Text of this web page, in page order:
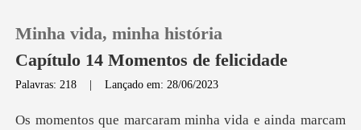
0
Minha vida, minha história
Capítulo 14 Momentos de felicidade
Palavras: 218 |Lançado em: 28/06/2023
aram minha vida e ai